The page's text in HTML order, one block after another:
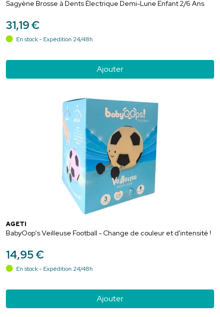
Sagyène Brosse à Dents Électrique Demi-Lune Enfant 2/6 Ans
31,19€
En stock - Expédition 24/48h
Ajouter
AGETI
BabyOop's Veilleuse Football - Change de couleur et d'intensité !
14,95€
En stock - Expédition 24/48h
Ajouter